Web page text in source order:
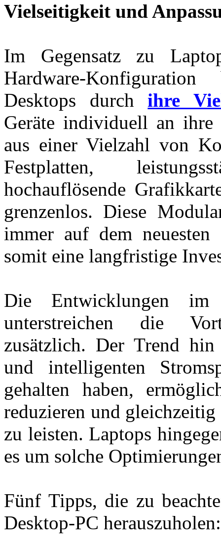
Vielseitigkeit und
Im Gegensatz zu
Hardware-
Desktops durch ihre
Geräte individuell an ihre
aus einer Vielzahl von
Festplatten,
hochauflösende
grenzenlos. Diese
immer auf dem
somit eine langfristige
Die Entwicklungen im
unterstreichen die
zusätzlich. Der Trend
und intelligenten
gehalten haben,
reduzieren und
zu leisten. Laptops
es um solche
Fünf Tipps, die zu
Desktop-PC herauszuholen: